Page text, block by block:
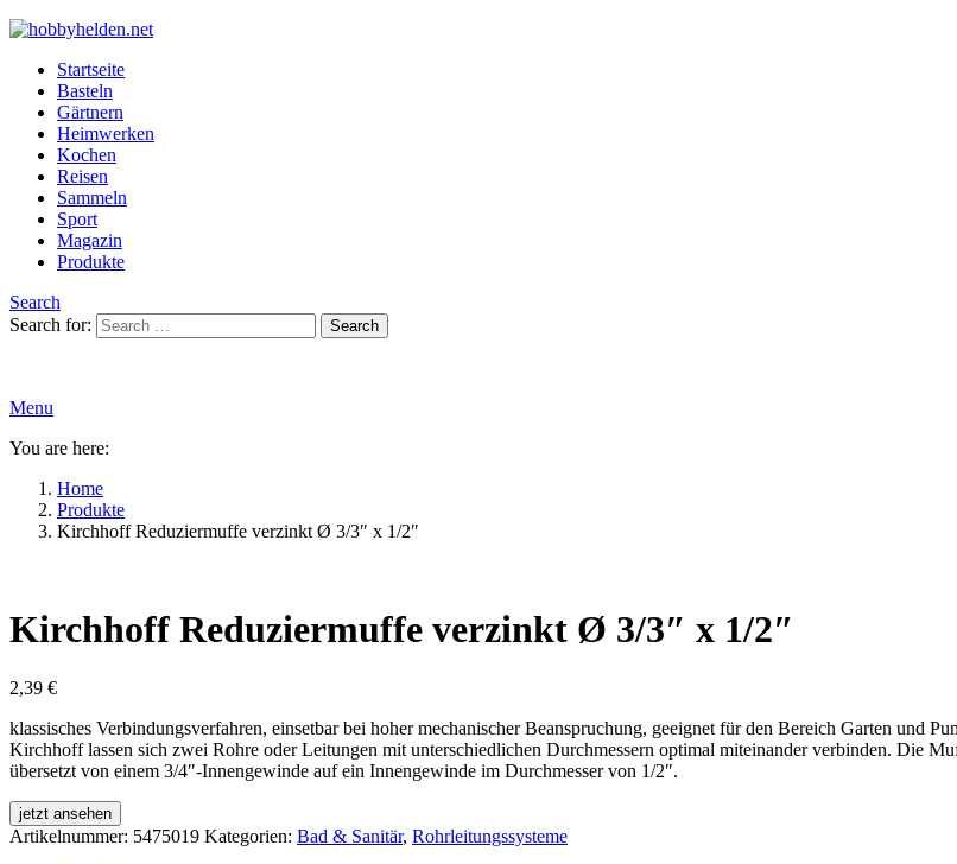
Startseite
Basteln
Gärtnern
Heimwerken
Kochen
Reisen
Sammeln
Sport
Magazin
Produkte
Search
Search for:
Search
Menu
You are here:
Home
Produkte
Kirchhoff Reduziermuffe verzinkt Ø 3/3″ x 1/2″
Kirchhoff Reduziermuffe verzinkt Ø 3/3″ x 1/2″
2,39 €
klassisches Verbindungsverfahren, einsetbar bei hoher mechanischer Beanspruchung, geeignet für den Bereich Garten und
Kirchhoff lassen sich zwei Rohre oder Leitungen mit unterschiedlichen Durchmessern optimal miteinander verbinden. Die
übersetzt von einem 3/4″-Innengewinde auf ein Innengewinde im Durchmesser von 1/2″.
jetzt ansehen
Artikelnummer: 5475019 Kategorien: Bad & Sanitär, Rohrleitungssysteme